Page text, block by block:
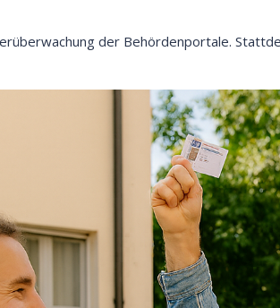
der Behördenportale.